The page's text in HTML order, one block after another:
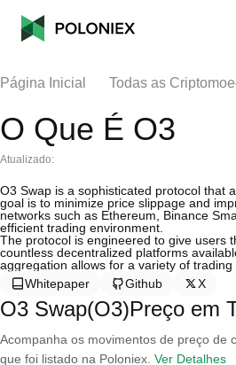
Página Inicial Todas as
O Que É O3
Atualizado:
O3 Swap is a sophisticated protocol that
goal is to minimize price slippage and
networks such as Ethereum, Binance
efficient trading environment.
The protocol is engineered to give users
countless decentralized platforms
aggregation allows for a variety of
Whitepaper
Github X
O3 Swap(O3)Preço em
Acompanha os movimentos de preço de
que foi listado na Poloniex. Ver Detalhes